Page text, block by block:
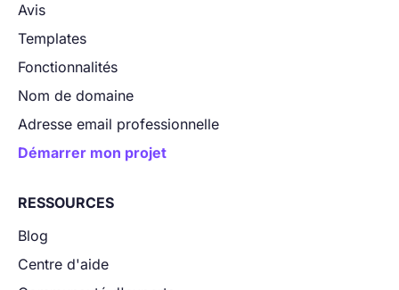
Avis
Templates
Fonctionnalités
Nom de domaine
Adresse email professionnelle
Démarrer mon projet
RESSOURCES
Blog
Centre d'aide